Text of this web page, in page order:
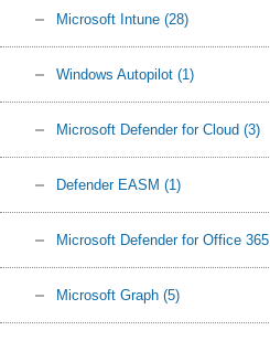
Microsoft Intune (28)
Windows Autopilot (1)
Microsoft Defender for Cloud (3)
Defender EASM (1)
Microsoft Defender for Office 365
Microsoft Graph (5)